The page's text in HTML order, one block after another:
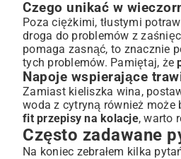
Czego unikać w
Poza ciężkimi, tłustymi
droga do problemów z
pomaga zasnąć, to znacznie
tych problemów. Pamiętaj, że
Napoje wspierające
Zamiast kieliszka wina,
woda z cytryną również może
fit przepisy na kolacje, warto
Często zadawane
Na koniec zebrałem kilka